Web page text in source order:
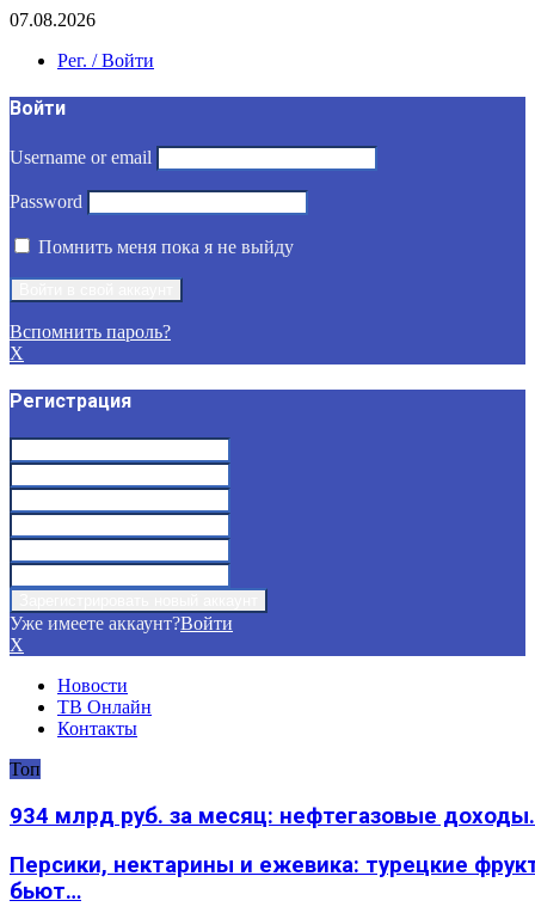
07.08.2026
Рег. / Войти
Войти
Username or email
Password
Помнить меня пока я не выйду
Вспомнить пароль?
X
Регистрация
Уже имеете аккаунт?Войти
X
Новости
ТВ Онлайн
Контакты
Топ
934 млрд руб. за месяц: нефтегазовые
Персики, нектарины и ежевика: турецкие
бьют…